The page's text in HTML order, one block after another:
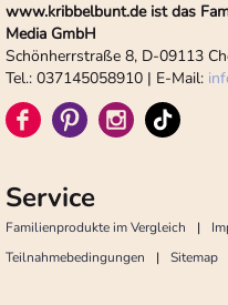
www.kribbelbunt.de ist das
Media GmbH
Schönherrstraße 8, D-09113
Tel.: 037145058910 | E-Mail:
Service
Familienprodukte im Vergleich
Teilnahmebedingungen
Sitemap